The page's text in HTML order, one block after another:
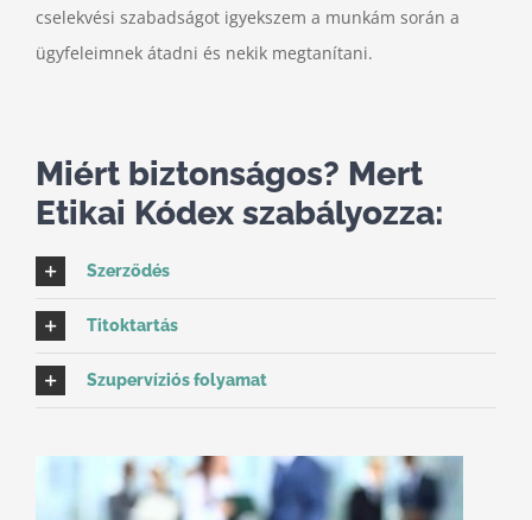
cselekvési szabadságot igyekszem a munkám során a
ügyfeleimnek átadni és nekik megtanítani.
Miért biztonságos? Mert
Etikai Kódex szabályozza:
Szerződés
Titoktartás
Szupervíziós folyamat